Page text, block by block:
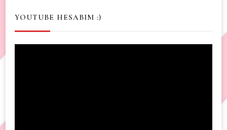
YOUTUBE HESABIM :)